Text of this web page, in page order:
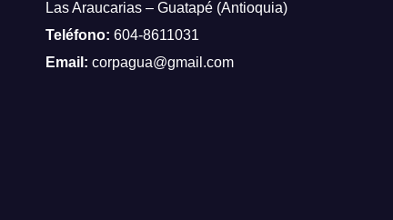
Las Araucarias – Guatapé (Antioquia)
Teléfono: 604-8611031
Email: corpagua@gmail.com